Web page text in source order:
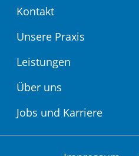
Kontakt
Unsere Praxis
Leistungen
Über uns
Jobs und Karriere